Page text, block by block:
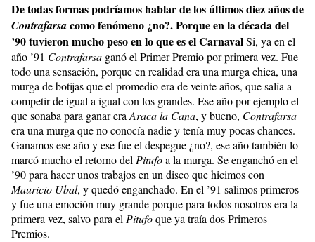
De todas formas podríamos hablar de los últimos diez años de
Contrafarsacomo fenómeno ¿no?. Porque en la década del
’90 tuvieron mucho peso en lo que es el CarnavalSi, ya en el
año ’91 Contrafarsa ganó el Primer Premio por primera vez. Fue
todo una sensación, porque en realidad era una murga chica, una
murga de botijas que el promedio era de veinte años, que salía a
competir de igual a igual con los grandes. Ese año por ejemplo el
que sonaba para ganar eraAraca la Cana, y bueno, Contrafarsa
era una murga que no conocía nadie y tenía muy pocas chances.
Ganamos ese año y ese fue el despegue ¿no?, ese año también lo
marcó mucho el retorno delPitufoa la murga. Se enganchó en el
’90 para hacer unos trabajos en un disco que hicimos con
Mauricio Ubal, y quedó enganchado. En el ’91 salimos primeros
y fue una emoción muy grande porque para todos nosotros era la
primera vez, salvo para elPitufoque ya traía dos Primeros
Premios.